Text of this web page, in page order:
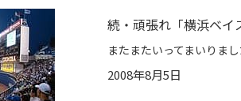
続・頑張れ「横浜ベイ
2008年8月5日